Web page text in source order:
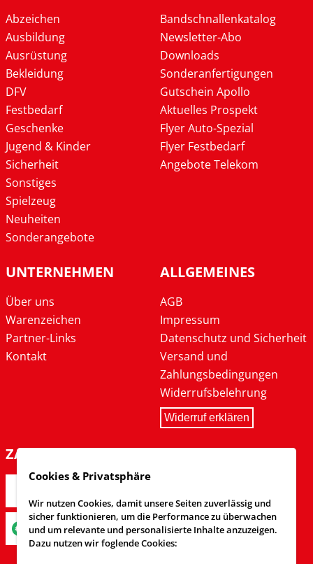
Abzeichen
Ausbildung
Ausrüstung
Bekleidung
DFV
Festbedarf
Geschenke
Jugend & Kinder
Sicherheit
Sonstiges
Spielzeug
Neuheiten
Sonderangebote
Bandschnallenkatalog
Newsletter-Abo
Downloads
Sonderanfertigungen
Gutschein Apollo
Aktuelles Prospekt
Flyer Auto-Spezial
Flyer Festbedarf
Angebote Telekom
UNTERNEHMEN
Über uns
Warenzeichen
Partner-Links
Kontakt
ALLGEMEINES
AGB
Impressum
Datenschutz und Sicherheit
Versand und
Zahlungsbedingungen
Widerrufsbelehrung
Widerruf erklären
ZAHLARTEN
Cookies & Privatsphäre
Wir nutzen Cookies, damit unsere Seiten zuverlässig und
sicher funktionieren, um die Performance zu überwachen
und um relevante und personalisierte Inhalte anzuzeigen.
Dazu nutzen wir foglende Cookies: